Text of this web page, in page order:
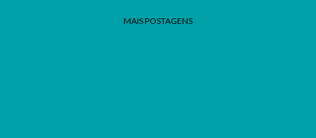
MAIS POSTAGENS